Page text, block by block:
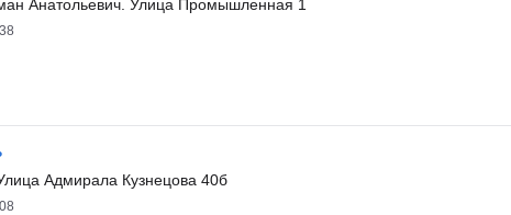
Анатольевич. Улица Промышленная 1
Адмирала Кузнецова 40б